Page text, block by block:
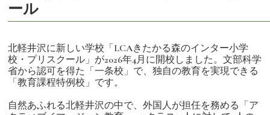
ール
北軽井沢に新しい学校「LCAきたかる森のインター小学
校・プリスクール」が2026年4月に開校しました。文部科学
省から認可を得た「一条校」で、独自の教育を実現できる
「教育課程特例校」です。
自然あふれる北軽井沢の中で、外国人が担任を務める「ア